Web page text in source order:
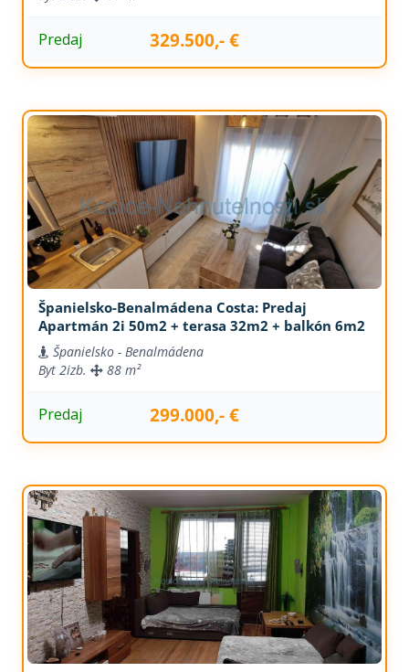
Predaj 329.500,- €
Španielsko-Benalmádena Costa: Predaj
Apartmán 2i 50m2 + terasa 32m2 + balkón 6m2
Španielsko - Benalmádena
Byt 2izb. 88 m²
Predaj 299.000,- €